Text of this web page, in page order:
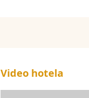
Video hotela